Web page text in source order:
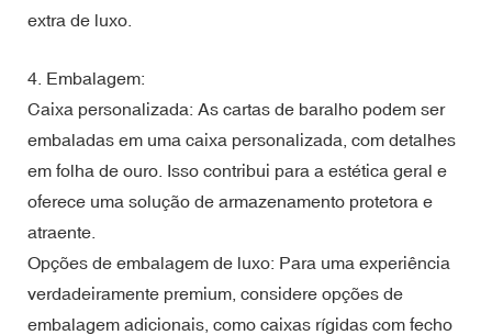
extra de luxo.
4. Embalagem:
Caixa personalizada: As cartas de baralho podem ser
embaladas em uma caixa personalizada, com detalhes
em folha de ouro. Isso contribui para a estética geral e
oferece uma solução de armazenamento protetora e
atraente.
Opções de embalagem de luxo: Para uma experiência
verdadeiramente premium, considere opções de
embalagem adicionais, como caixas rígidas com fecho